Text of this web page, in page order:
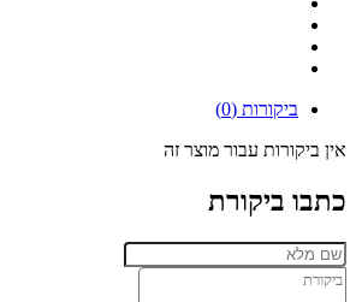
ביקורות (0)
אין ביקורות עבור מוצר זה
כתבו ביקורת